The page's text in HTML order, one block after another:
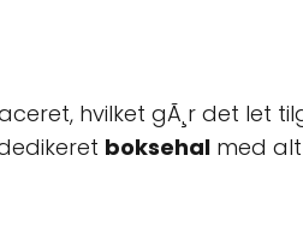
hvilket gÃ¸r det let
boksehal med